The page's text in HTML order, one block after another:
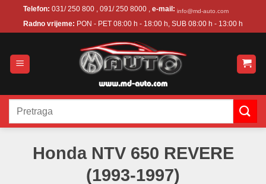
Telefon: 031/ 250 800 , 091/ 250 8000 , e-mail: info@md-auto.com
Radno vrijeme: PON - PET 08:00 h - 18:00 h, SUB 08:00 h - 13:00 h
Pretraži:
Honda NTV 650 REVERE
(1993-1997)